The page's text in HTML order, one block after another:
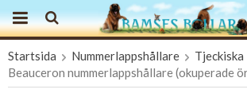
Produkten har blivit tillagd i
Startsida Nummerlappshållare
Tjeckiska
Beauceron nummerlappshållare (okuperade